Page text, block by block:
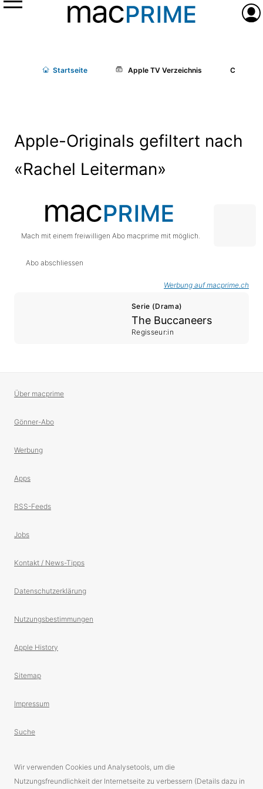
Menü
Startseite Apple TV Verzeichnis Cast/
Apple-Originals gefiltert nach
«Rachel Leiterman»
Mach mit einem freiwilligen Abo macprime mit möglich.
Abo abschliessen
Werbung auf macprime.ch
Serie (Drama)
The Buccaneers
Regisseur:in
Über macprime
Gönner-Abo
Werbung
Apps
RSS-Feeds
Jobs
Kontakt / News-Tipps
Datenschutzerklärung
Nutzungsbestimmungen
Apple History
Sitemap
Impressum
Suche
Wir verwenden Cookies und Analysetools, um die
Nutzungsfreundlichkeit der Internetseite zu verbessern (Details dazu in